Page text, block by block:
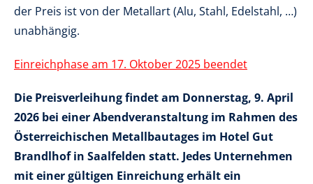
der Preis ist von der Metallart (Alu, Stahl, Edelstahl, …)
unabhängig.
Einreichphase am 17. Oktober 2025 beendet
Die Preisverleihung findet am Donnerstag, 9. April
2026 bei einer Abendveranstaltung im Rahmen des
Österreichischen Metallbautages im Hotel Gut
Brandlhof in Saalfelden statt. Jedes Unternehmen
mit einer gültigen Einreichung erhält ein